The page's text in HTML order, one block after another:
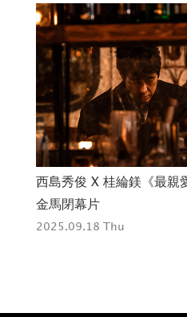
西島秀俊 X 桂綸鎂《最親
金馬閉幕片
2025.09.18 Thu